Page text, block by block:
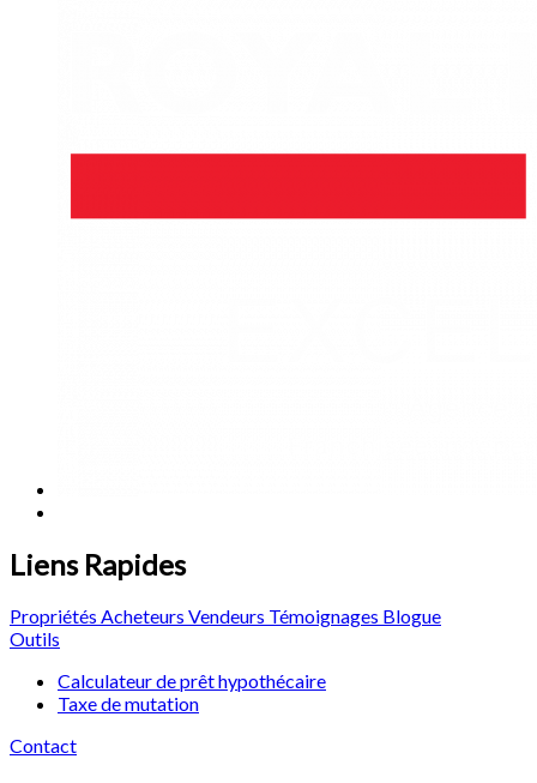
Liens Rapides
Propriétés Acheteurs Vendeurs Témoignages Blogue
Outils
Calculateur de prêt hypothécaire
Taxe de mutation
Contact